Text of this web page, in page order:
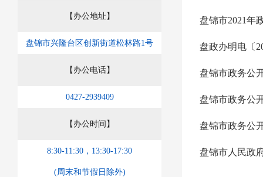
【办公地址】
盘锦市兴隆台区创新街道松林路1号
【办公电话】
0427-2939409
【办公时间】
8:30-11:30，13:30-17:30
(周末和节假日除外)
盘锦市2021年
盘锦市政务公
盘锦市政务公
盘锦市人民政